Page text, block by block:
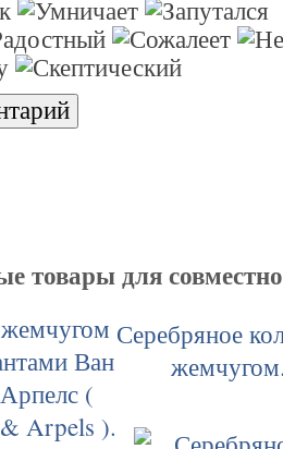
товары для
Ван
(
Arpels ).
Серебряное